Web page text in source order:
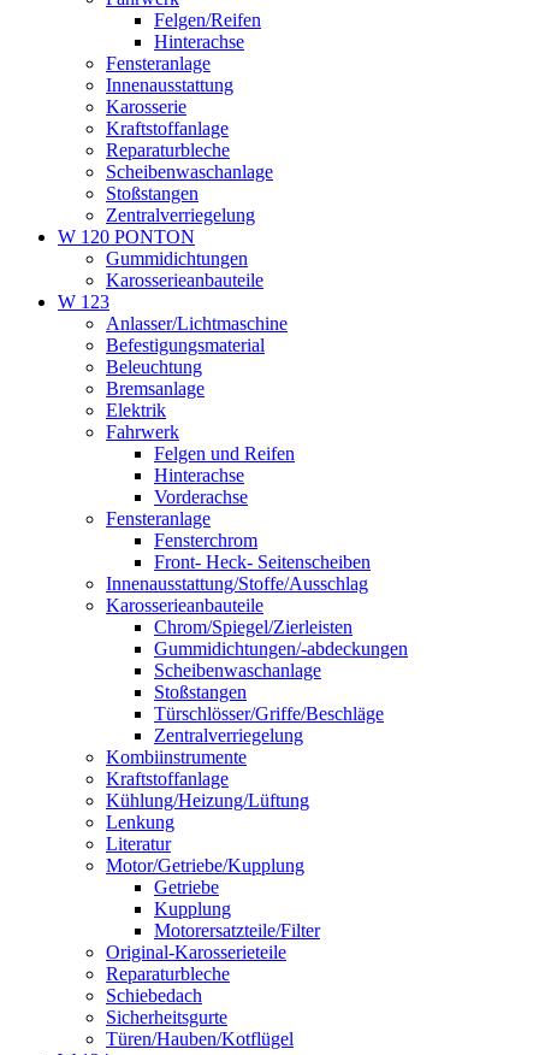
Felgen/Reifen
Hinterachse
Fensteranlage
Innenausstattung
Karosserie
Kraftstoffanlage
Reparaturbleche
Scheibenwaschanlage
Stoßstangen
Zentralverriegelung
W 120 PONTON
Gummidichtungen
Karosserieanbauteile
W 123
Anlasser/Lichtmaschine
Befestigungsmaterial
Beleuchtung
Bremsanlage
Elektrik
Fahrwerk
Felgen und Reifen
Hinterachse
Vorderachse
Fensteranlage
Fensterchrom
Front- Heck- Seitenscheiben
Innenausstattung/Stoffe/Ausschlag
Karosserieanbauteile
Chrom/Spiegel/Zierleisten
Gummidichtungen/-abdeckungen
Scheibenwaschanlage
Stoßstangen
Türschlösser/Griffe/Beschläge
Zentralverriegelung
Kombiinstrumente
Kraftstoffanlage
Kühlung/Heizung/Lüftung
Lenkung
Literatur
Motor/Getriebe/Kupplung
Getriebe
Kupplung
Motorersatzteile/Filter
Original-Karosserieteile
Reparaturbleche
Schiebedach
Sicherheitsgurte
Türen/Hauben/Kotflügel